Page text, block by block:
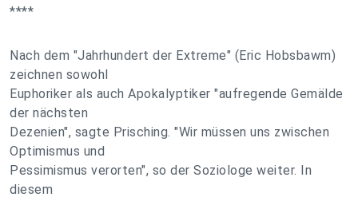
****
Nach dem "Jahrhundert der Extreme" (Eric Hobsbawm)
zeichnen sowohl
Euphoriker als auch Apokalyptiker "aufregende Gemälde
der nächsten
Dezenien", sagte Prisching. "Wir müssen uns zwischen
Optimismus und
Pessimismus verorten", so der Soziologe weiter. In
diesem